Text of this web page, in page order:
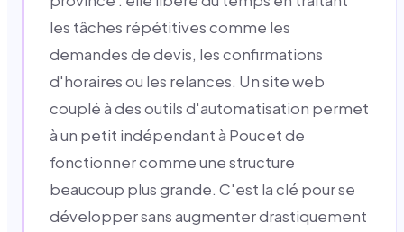
les tâches répétitives comme les
demandes de devis, les confirmations
d'horaires ou les relances. Un site web
couplé à des outils d'automatisation permet
à un petit indépendant à Poucet de
fonctionner comme une structure
beaucoup plus grande. C'est la clé pour se
développer sans augmenter drastiquement